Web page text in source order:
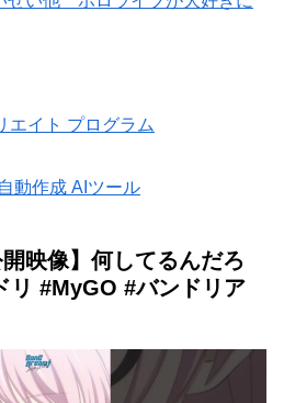
エイト プログラム
動作成 AIツール
開映像】何してるんだろ
リ #MyGO #バンドリア